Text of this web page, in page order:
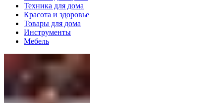
Техника для дома
Красота и здоровье
Товары для дома
Инструменты
Мебель